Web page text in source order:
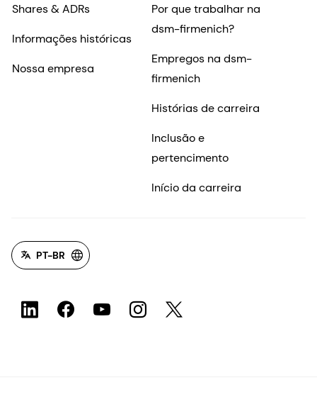
Shares & ADRs
Informações históricas
Nossa empresa
Por que trabalhar na
dsm-firmenich?
Empregos na dsm-
firmenich
Histórias de carreira
Inclusão e
pertencimento
Início da carreira
PT-BR